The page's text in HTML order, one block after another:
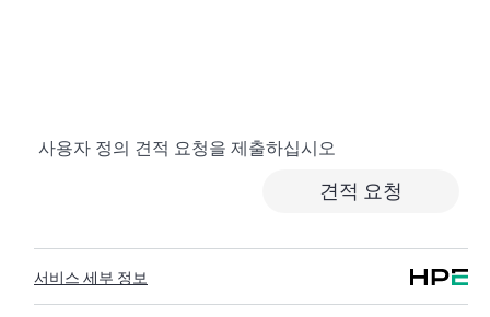
해 도움을 받을 수 있습니다. 고객은 특정 워크로드의 컨
보유한 전문 기술 리소스에 대한 액세스를 제공받으며,
지 않도록 합니다.
HPE Tech Care 서비스는 지원 대상 제품의 운영, 관리, 보
사용자 정의 견적 요청을 제출하십시오
견적 요청
서비스 세부 정보